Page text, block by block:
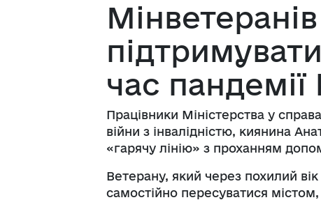
час пандемії
Працівники Міністерства у
війни з інвалідністю, киянина
«гарячу лінію» з проханням
Ветерану, який через похилий
самостійно пересуватися